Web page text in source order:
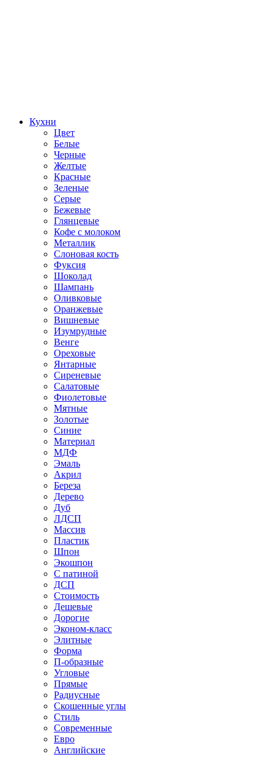
Кухни
Цвет
Белые
Черные
Желтые
Красные
Зеленые
Серые
Бежевые
Глянцевые
Кофе с молоком
Металлик
Слоновая кость
Фуксия
Шоколад
Шампань
Оливковые
Оранжевые
Вишневые
Изумрудные
Венге
Ореховые
Янтарные
Сиреневые
Салатовые
Фиолетовые
Мятные
Золотые
Синие
Материал
МДФ
Эмаль
Акрил
Береза
Дерево
Дуб
ЛДСП
Массив
Пластик
Шпон
Экошпон
С патиной
ДСП
Стоимость
Дешевые
Дорогие
Эконом-класс
Элитные
Форма
П-образные
Угловые
Прямые
Радиусные
Скошенные углы
Стиль
Современные
Евро
Английские